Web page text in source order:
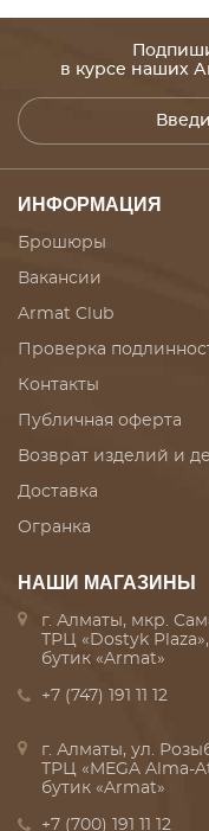
в курсе наших
ИНФОРМАЦИЯ
Брошюры
Вакансии
Armat Club
Проверка
Контакты
Публичная оферта
Возврат изделий и
Доставка
Огранка
НАШИ МАГАЗИНЫ
г. Алматы, мкр.
ТРЦ «Dostyk Plaza»,
бутик «Armat»
+7 (747) 191 11 12
г. Алматы, ул.
ТРЦ «MEGA Alma-
бутик «Armat»
+7 (700) 191 11 12